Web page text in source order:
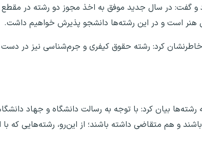
و گفت: در سال جدید موفق به اخذ مجوز دو رشته در مقطع
هنر است و در این رشته‌ها دانشجو پذیرش خواهیم داشت.
کرد: رشته حقوق کیفری و جرم‌شناسی نیز در دست
رشته‌ها بیان کرد: با توجه به رسالت دانشگاه و جهاد
و هم متقاضی داشته باشند؛ از این‌رو، رشته‌هایی که با